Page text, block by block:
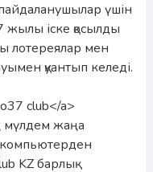
пайдаланушылар үшін
іске қосылды
лотереялар мен
қуантып келеді.
club</a>
мүлдем жаңа
компьютерден
KZ барлық